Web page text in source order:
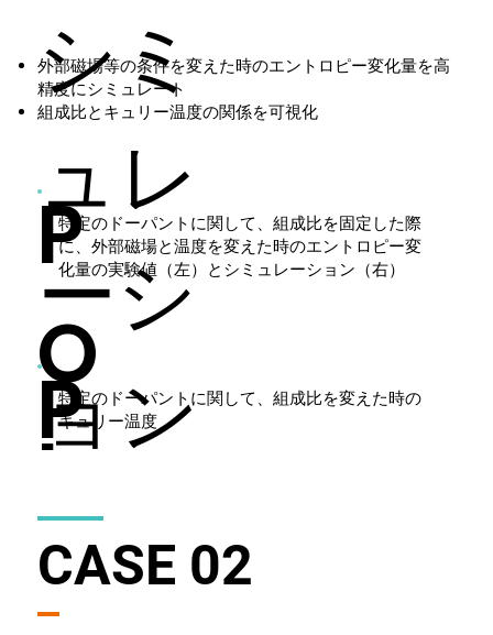
外部磁場等の条件を変えた時のエントロピー変化量を高
精度にシミュレート
組成比とキュリー温度の関係を可視化
シミ
ュレ
ーシ
ョン
結果
特定のドーパントに関して、組成比を固定した際
に、外部磁場と温度を変えた時のエントロピー変
化量の実験値（左）とシミュレーション（右）
P
O
I
N
特定のドーパントに関して、組成比を変えた時の
キュリー温度
P
O
CASE 02